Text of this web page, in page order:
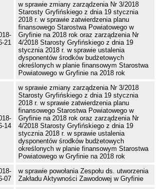
21
w sprawie zmiany zarządzenia Nr 3/2018
Starosty Gryfińskiego z dnia 19 stycznia
2018 r. w sprawie zatwierdzenia planu
finansowego Starostwa Powiatowego w
Gryfinie na 2018 rok oraz zarządzenia Nr
4/2018 Starosty Gryfińskiego z dnia 19
stycznia 2018 r. w sprawie ustalenia
dysponentów środków budżetowych
określonych w planie finansowym Starostwa
Powiatowego w Gryfinie na 2018 rok
14
w sprawie zmiany zarządzenia Nr 3/2018
Starosty Gryfińskiego z dnia 19 stycznia
2018 r. w sprawie zatwierdzenia planu
finansowego Starostwa Powiatowego w
Gryfinie na 2018 rok oraz zarządzenia Nr
4/2018 Starosty Gryfińskiego z dnia 19
stycznia 2018 r. w sprawie ustalenia
dysponentów środków budżetowych
określonych w planie finansowym Starostwa
Powiatowego w Gryfinie na 2018 rok
07
w sprawie powołania Zespołu ds. utworzenia
Zakładu Aktywności Zawodowej w Gryfinie